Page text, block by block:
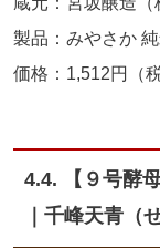
製品：みやさか
価格：1,512円（税
4.4. 【９号酵
｜千峰天青（